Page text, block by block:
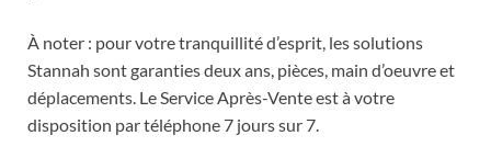
À noter : pour votre tranquillité d’esprit, les solutions
Stannah sont garanties deux ans, pièces, main d’oeuvre et
déplacements. Le Service Après-Vente est à votre
disposition par téléphone 7 jours sur 7.